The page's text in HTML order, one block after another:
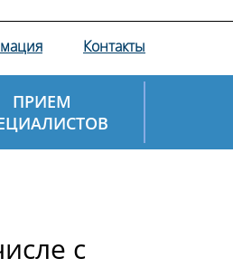
Контакты
ПРИЕМ
с